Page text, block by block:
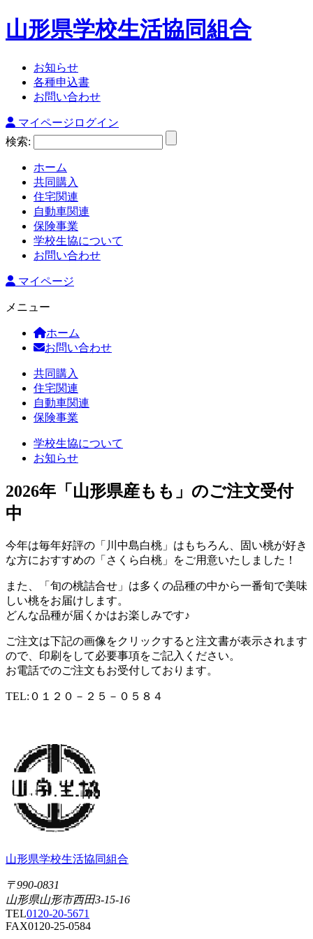
山形県学校生活協同組合
お知らせ
各種申込書
お問い合わせ
マイページログイン
検索:
ホーム
共同購入
住宅関連
自動車関連
保険事業
学校生協について
お問い合わせ
マイページ
メニュー
ホーム
お問い合わせ
共同購入
住宅関連
自動車関連
保険事業
学校生協について
お知らせ
2026年「山形県産もも」のご注文受付
中
今年は毎年好評の「川中島白桃」はもちろん、固い桃が好き
な方におすすめの「さくら白桃」をご用意いたしました！
また、「旬の桃詰合せ」は多くの品種の中から一番旬で美味
しい桃をお届けします。
どんな品種が届くかはお楽しみです♪
ご注文は下記の画像をクリックすると注文書が表示されます
ので、印刷をして必要事項をご記入ください。
お電話でのご注文もお受付しております。
TEL:０１２０－２５－０５８４
山形県学校生活協同組合
〒990-0831
山形県山形市西田3-15-16
TEL0120-20-5671
FAX0120-25-0584